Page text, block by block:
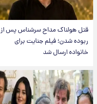
قتل هولناک مداح سرشناس پس از
ربوده شدن؛ فیلم جنایت برای
خانواده ارسال شد